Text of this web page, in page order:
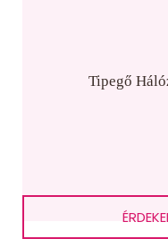
Tipegő